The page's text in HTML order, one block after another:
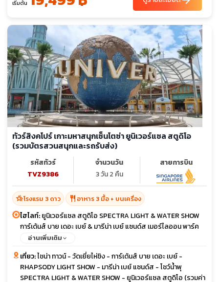
เริ่มต้น
ทัวร์สิงคโปร์ เกาะมหาสนุกเซ็นโตซ่า ยูนิเวอร์แซล สตูดิโอ
(รวมบัตรสวนสนุกและรถรับส่ง)
รหัสทัวร์
TVZ9386
จำนวนวัน
3 วัน 2 คืน
สายการบิน
hotel_classโรงแรม 3 ดาว restaurant อาหาร 3 มื้อ + บนเครื่อง
ไฮไลท์:ยูนิเวอร์แซล สตูดิโอ SPECTRA LIGHT & WATER SHOW
การ์เด้นส์ บาย เดอะ เบย์ & มารีน่า เบย์ แซนด์ส เมอร์ไลออน พาร์ค
น้ำพุจีเวล น้ำพุแห่งความมั่งคั่ง
อ่านเพิ่มเติม
เที่ยว:ไชน่า ทาวน์ - วัดเยี่ยไห่ชิง - การ์เด้นส์ บาย เดอะ เบย์ -
RHAPSODY LIGHT SHOW - มารีน่า เบย์ แซนด์ส - โชว์น้ำพุ
SPECTRA LIGHT & WATER SHOW - ยูนิเวอร์แซล สตูดิโอ (รวมค่า